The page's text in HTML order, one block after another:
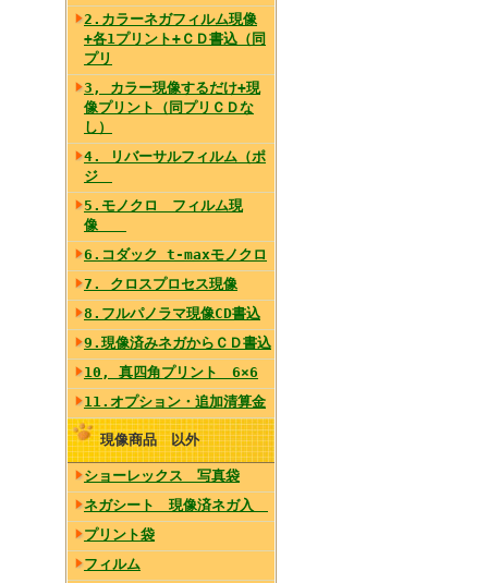
2.カラーネガフィルム現像
+各1プリント+ＣＤ書込（同
プリ
3, カラー現像するだけ+現
像プリント（同プリＣＤな
し）
4. リバーサルフィルム（ポ
ジ
5.モノクロ フィルム現
像
6.コダック t-maxモノクロ
7. クロスプロセス現像
8.フルパノラマ現像CD書込
9.現像済みネガからＣＤ書込
10, 真四角プリント 6×6
11.オプション・追加清算金
現像商品 以外
ショーレックス 写真袋
ネガシート 現像済ネガ入
プリント袋
フィルム